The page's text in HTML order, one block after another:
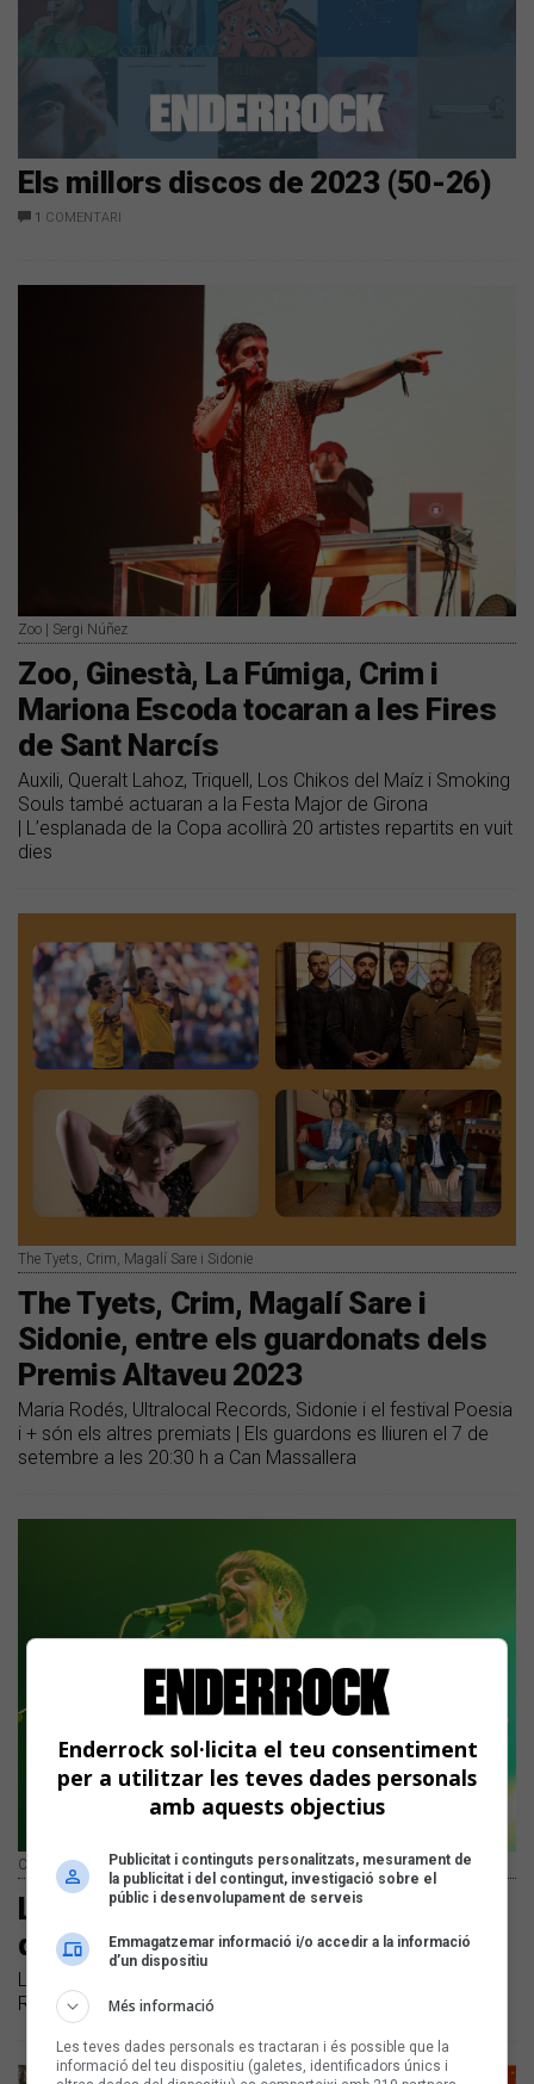
Els millors discos de 2023 (50-26)
1 COMENTARI
Zoo | Sergi Núñez
Zoo, Ginestà, La Fúmiga, Crim i
Mariona Escoda tocaran a les Fires
de Sant Narcís
Auxili, Queralt Lahoz, Triquell, Los Chikos del Maíz i Smoking
Souls també actuaran a la Festa Major de Girona
| L’esplanada de la Copa acollirà 20 artistes repartits en vuit
dies
The Tyets, Crim, Magalí Sare i Sidonie
The Tyets, Crim, Magalí Sare i
Sidonie, entre els guardonats dels
Premis Altaveu 2023
Maria Rodés, Ultralocal Records, Sidonie i el festival Poesia
i + són els altres premiats | Els guardons es lliuren el 7 de
setembre a les 20:30 h a Can Massallera
Crim | Sergi Núñez
La nit de Crim i les seves 'Cançons
de mort'
La banda tarragonina Crim va actuar ahir a la nit a
Razzmatazz per a presentar el seu darrer disc
Enderrock sol·licita el teu consentiment
per a utilitzar les teves dades personals
amb aquests objectius
Publicitat i continguts personalitzats, mesurament de
la publicitat i del contingut, investigació sobre el
públic i desenvolupament de serveis
Emmagatzemar informació i/o accedir a la informació
d’un dispositiu
Més informació
Les teves dades personals es tractaran i és possible que la
informació del teu dispositiu (galetes, identificadors únics i